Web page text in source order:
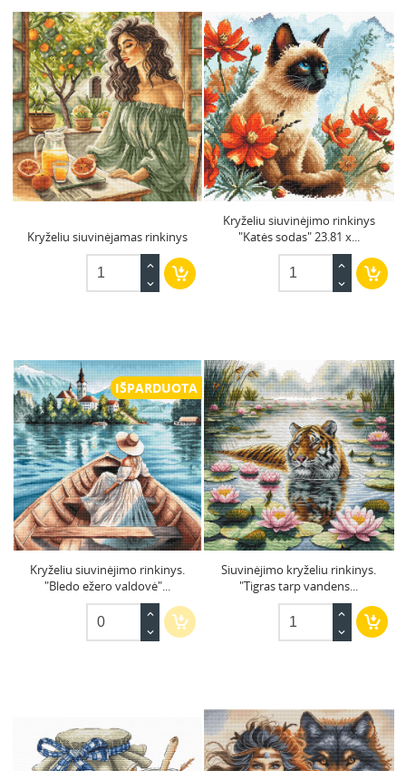
Kryželiu siuvinėjamas rinkinys
Kryželiu siuvinėjimo rinkinys
"Katės sodas" 23.81 x...
IŠPARDUOTA
Kryželiu siuvinėjimo rinkinys.
"Bledo ežero valdovė"...
Siuvinėjimo kryželiu rinkinys.
"Tigras tarp vandens...